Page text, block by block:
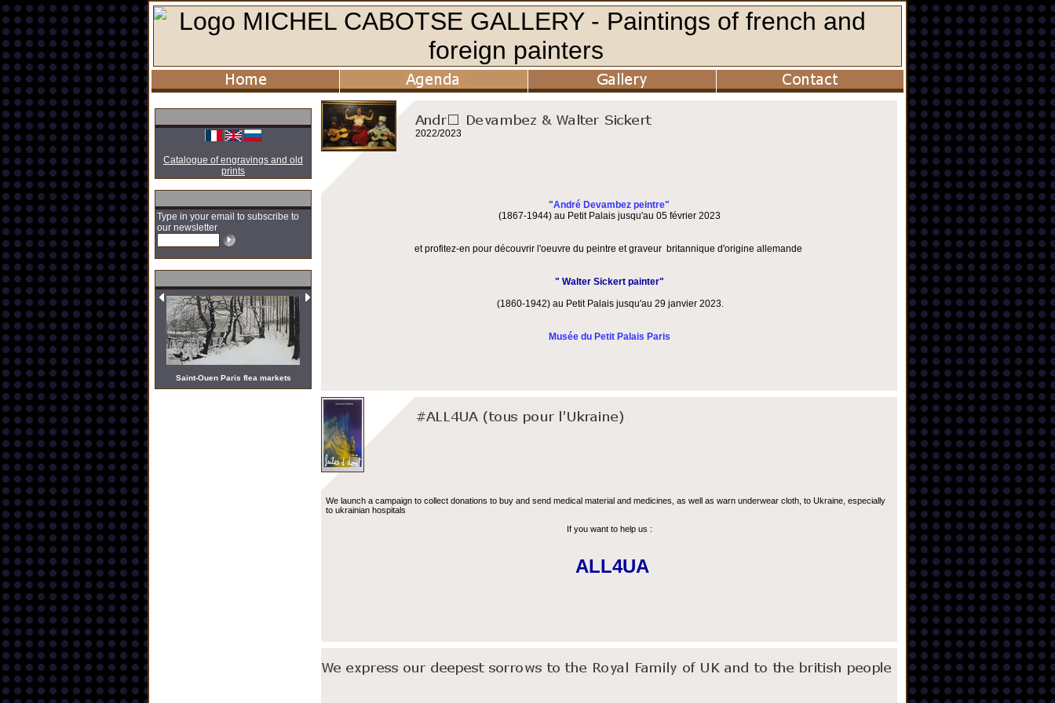
Catalogue of engravings and old
prints
Type in your email to subscribe to
our newsletter
Saint-Ouen Paris flea markets
2022/2023
"André Devambez peintre"
(1867-1944) au Petit Palais jusqu'au 05 février 2023
et profitez-en pour découvrir l'oeuvre du peintre et graveur britannique d'origine allemande
" Walter Sickert painter"
(1860-1942) au Petit Palais jusqu'au 29 janvier 2023.
Musée du Petit Palais Paris
We launch a campaign to collect donations to buy and send medical material and medicines, as well as warn underwear cloth, to Ukraine, especially
to ukrainian hospitals
If you want to help us :
ALL4UA